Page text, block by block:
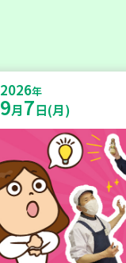
2026年
9月7日(月)